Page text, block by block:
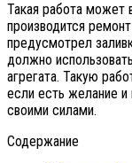
Такая работа может
производится
предусмотрел
должно
агрегата. Такую
если есть желание
своими силами.
Содержание